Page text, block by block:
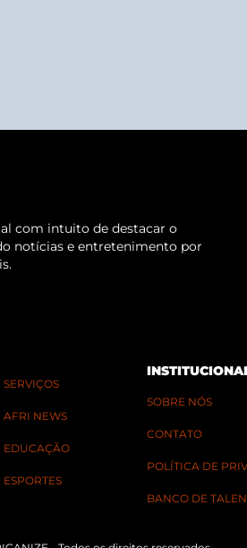
com intuito de destacar o
notícias e entretenimento por
SERVIÇOS
AFRI NEWS
EDUCAÇÃO
ESPORTES
SOBRE NÓS
CONTATO
POLÍTICA DE
BANCO DE